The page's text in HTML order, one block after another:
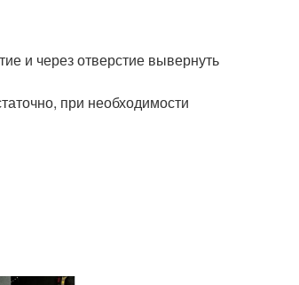
и через отверстие вывернуть
при необходимости